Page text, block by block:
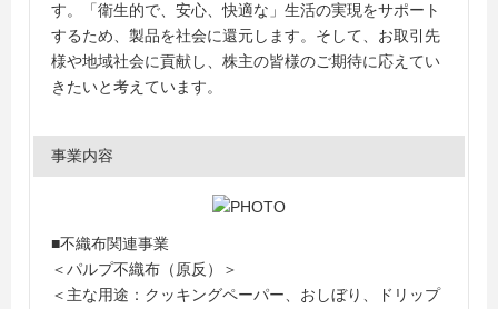
す。「衛生的で、安心、快適な」生活の実現をサポート
するため、製品を社会に還元します。そして、お取引先
様や地域社会に貢献し、株主の皆様のご期待に応えてい
きたいと考えています。
事業内容
■不織布関連事業
＜パルプ不織布（原反）＞
＜主な用途：クッキングペーパー、おしぼり、ドリップ